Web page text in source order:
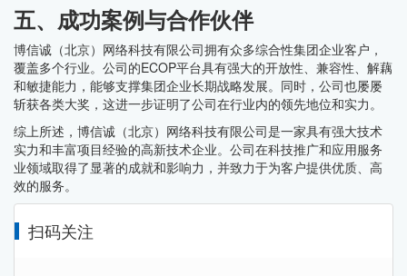
五、成功案例与合作伙伴
博信诚（北京）网络科技有限公司拥有众多综合性集团企业客户，
覆盖多个行业。公司的ECOP平台具有强大的开放性、兼容性、解藕
和敏捷能力，能够支撑集团企业长期战略发展。同时，公司也屡屡
斩获各类大奖，这进一步证明了公司在行业内的领先地位和实力。
综上所述，博信诚（北京）网络科技有限公司是一家具有强大技术
实力和丰富项目经验的高新技术企业。公司在科技推广和应用服务
业领域取得了显著的成就和影响力，并致力于为客户提供优质、高
效的服务。
扫码关注